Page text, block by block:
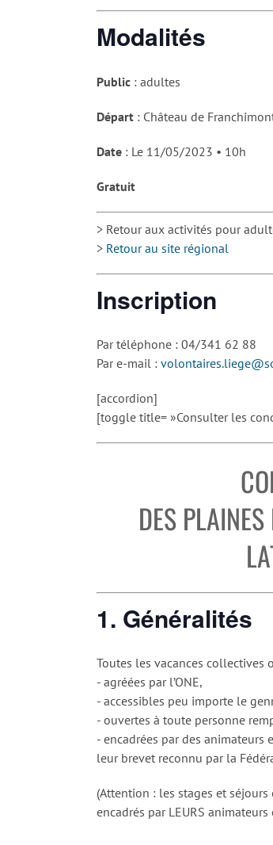
Modalités
Public : adultes
Départ : Château de
Date : Le 11/05/2023 • 10h
Gratuit
> Retour aux activités pour
> Retour au site régional
Inscription
Par téléphone : 04/341 62 88
Par e-mail :
[accordion]
[toggle title= »Consulter les
DES
1. Généralités
Toutes les vacances collectives
- agréées par l’ONE,
- accessibles peu importe le
- ouvertes à toute personne
- encadrées par des animateurs
leur brevet reconnu par la
(Attention : les stages et
encadrés par LEURS